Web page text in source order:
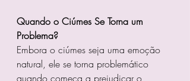
Quando o Ciúmes Se Torna um
Problema?
Embora o ciúmes seja uma emoção
natural, ele se torna problemático
quando começa a prejudicar o